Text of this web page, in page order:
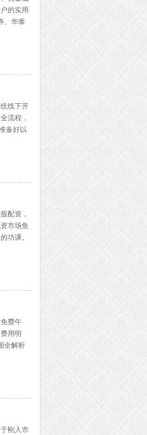
的实用
、华泰
的“涨
线下开
流程，
备好以
卡**：
配资，
市场鱼
功课。
三方
费午
用明
全解析
约
刚入市